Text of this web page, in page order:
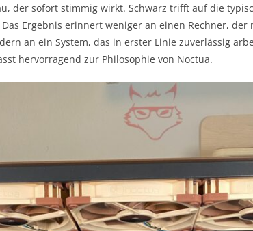
der sofort stimmig wirkt. Schwarz trifft auf die
Ergebnis erinnert weniger an einen Rechner, der
an ein System, das in erster Linie zuverlässig
hervorragend zur Philosophie von Noctua.